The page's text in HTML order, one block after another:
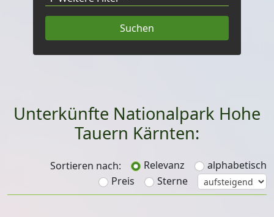
Unterkünfte Nationalpark Hohe
Tauern Kärnten:
Sortieren nach: Relevanz
alphabetisch
Preis
Sterne